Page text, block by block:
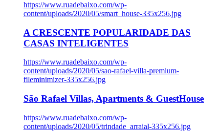
https://www.ruadebaixo.com/wp-
content/uploads/2020/05/smart_house-335x256.jpg
A CRESCENTE POPULARIDADE DAS
CASAS INTELIGENTES
https://www.ruadebaixo.com/wp-
content/uploads/2020/05/sao-rafael-villa-premium-
fileminimizer-335x256.jpg
São Rafael Villas, Apartments & GuestHouse
https://www.ruadebaixo.com/wp-
content/uploads/2020/05/trindade_arraial-335x256.jpg